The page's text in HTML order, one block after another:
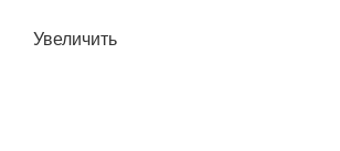
Увеличить